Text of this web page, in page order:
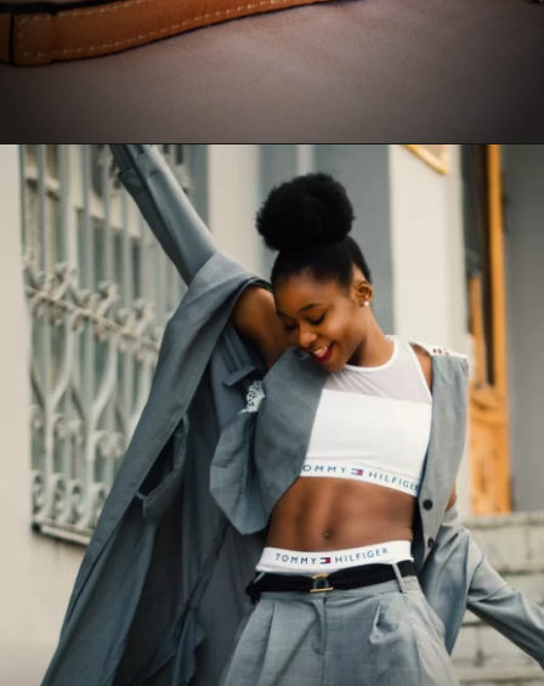
Opening